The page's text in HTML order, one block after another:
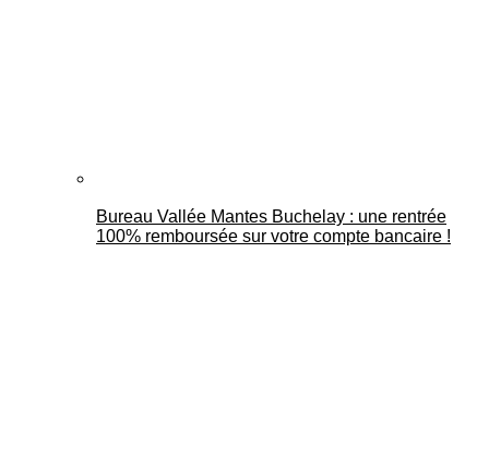
Bureau Vallée Mantes Buchelay : une rentrée
100% remboursée sur votre compte bancaire !